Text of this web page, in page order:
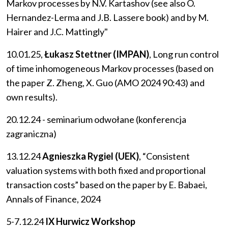
Markov processes by N.V. Kartashov (see also O.
Hernandez-Lerma and J.B. Lassere book) and by M.
Hairer and J.C. Mattingly"
10.01.25,Łukasz Stettner (IMPAN), Long run control
of time inhomogeneous Markov processes (based on
the paper Z. Zheng, X. Guo (AMO 2024 90:43) and
own results).
20.12.24 - seminarium odwołane (konferencja
zagraniczna)
13.12.24Agnieszka Rygiel (UEK), “Consistent
valuation systems with both fixed and proportional
transaction costs” based on the paper by E. Babaei,
Annals of Finance, 2024
5-7.12.24IX Hurwicz Workshop